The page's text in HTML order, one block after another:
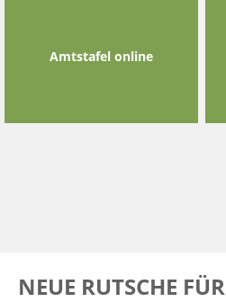
Amtstafel online
NEUE RUTSCHE FÜR